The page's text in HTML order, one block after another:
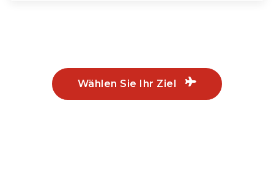
Wählen Sie Ihr Ziel